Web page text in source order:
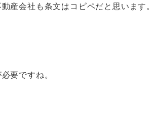
産会社も条文はコピペだと思います。
要ですね。